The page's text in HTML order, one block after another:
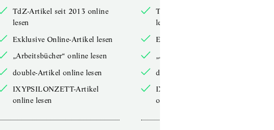
TdZ-Artikel seit 2013 online
lesen
Exklusive Online-Artikel lesen
„Arbeitsbücher“ online lesen
double-Artikel online lesen
IXYPSILONZETT-Artikel
online lesen
TdZ-Artikel seit 2013 online
lesen
Exklusive Online-Artikel lesen
„Arbeitsbücher“ online lesen
double-Artikel online lesen
IXYPSILONZETT-Artikel
online lesen